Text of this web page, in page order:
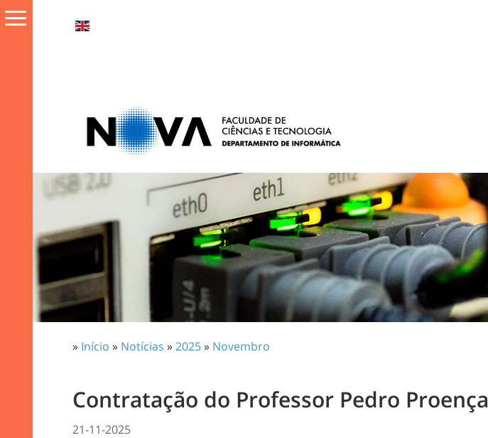
» Início » Notícias »2025» Novembro
Contratação do Professor Pedro Proença
21-11-2025